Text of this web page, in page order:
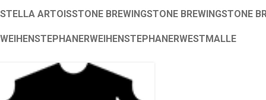
STELLA ARTOISSTONE BREWINGSTONE BREWINGSTONE
WEIHENSTEPHANERWEIHENSTEPHANERWESTMALLE